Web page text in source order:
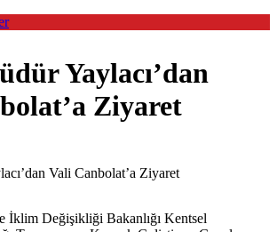
Yaylacı’dan
Ziyaret
İklim Değişikliği Bakanlığı Kentsel